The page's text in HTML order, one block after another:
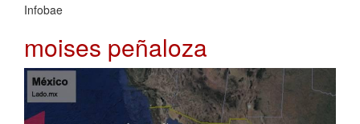
Infobae
moises peñaloza